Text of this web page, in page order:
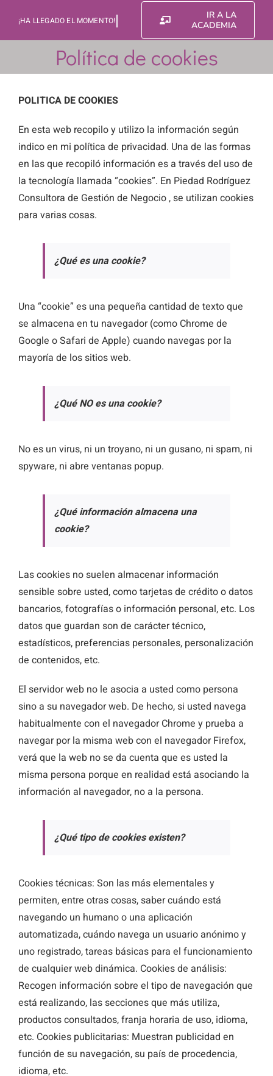
contenido
IR A LA
ACADEMIA
Política de cookies
POLITICA DE COOKIES
En esta web recopilo y utilizo la información según
indico en mi política de privacidad. Una de las formas
en las que recopiló información es a través del uso de
la tecnología llamada “cookies”. En Piedad Rodríguez
Consultora de Gestión de Negocio , se utilizan cookies
para varias cosas.
¿Qué es una cookie?
Una “cookie” es una pequeña cantidad de texto que
se almacena en tu navegador (como Chrome de
Google o Safari de Apple) cuando navegas por la
mayoría de los sitios web.
¿Qué NO es una cookie?
No es un virus, ni un troyano, ni un gusano, ni spam, ni
spyware, ni abre ventanas pop­up.
¿Qué información almacena una
cookie?
Las cookies no suelen almacenar información
sensible sobre usted, como tarjetas de crédito o datos
bancarios, fotografías o información personal, etc. Los
datos que guardan son de carácter técnico,
estadísticos, preferencias personales, personalización
de contenidos, etc.
El servidor web no le asocia a usted como persona
sino a su navegador web. De hecho, si usted navega
habitualmente con el navegador Chrome y prueba a
navegar por la misma web con el navegador Firefox,
verá que la web no se da cuenta que es usted la
misma persona porque en realidad está asociando la
información al navegador, no a la persona.
¿Qué tipo de cookies existen?
Cookies técnicas: Son las más elementales y
permiten, entre otras cosas, saber cuándo está
navegando un humano o una aplicación
automatizada, cuándo navega un usuario anónimo y
uno registrado, tareas básicas para el funcionamiento
de cualquier web dinámica. Cookies de análisis:
Recogen información sobre el tipo de navegación que
está realizando, las secciones que más utiliza,
productos consultados, franja horaria de uso, idioma,
etc. Cookies publicitarias: Muestran publicidad en
función de su navegación, su país de procedencia,
idioma, etc.